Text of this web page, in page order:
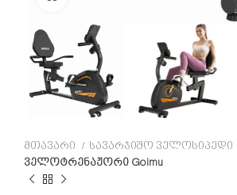
მთავარი
სავარჯიშო ველოსიპედი
ველოტრენაჟორი Goimu